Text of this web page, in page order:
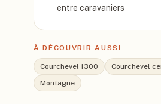
entre caravaniers
À DÉCOUVRIR AUSSI
Courchevel 1300 Courchevel
Montagne